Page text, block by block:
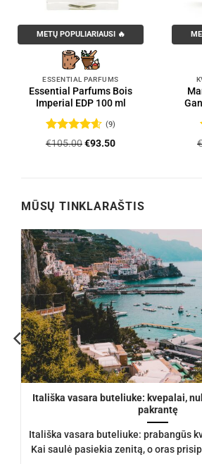
METŲ POPULIARIAUSI 🔥
ESSENTIAL PARFUMS
Essential Parfums Bois
Imperial EDP 100 ml
Įvertinimas:
(9)
€105.00Original
€93.50Current
€
MŪSŲ TINKLARAŠTIS
Itališka vasara buteliuke: kvepalai,
pakrantę
Itališka vasara buteliuke: prabangūs
Kai saulė pasiekia zenitą, o oras